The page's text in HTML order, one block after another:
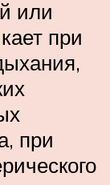
или
при
при